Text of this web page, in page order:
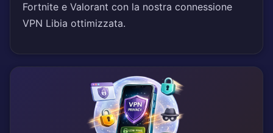
Fortnite e Valorant con la nostra connessione
VPN Libia ottimizzata.